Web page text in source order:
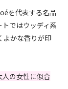
を代表する名品
ではウッディ系
よかな香りが印
人の女性に似合